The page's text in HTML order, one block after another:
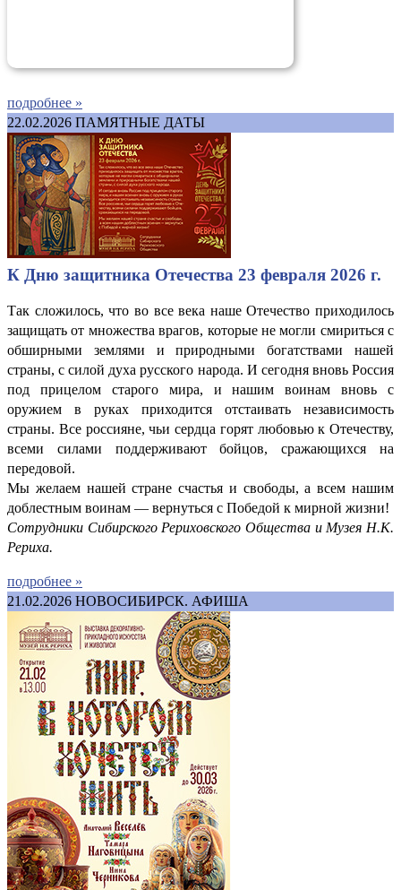
подробнее »
22.02.2026 ПАМЯТНЫЕ ДАТЫ
К Дню защитника Отечества 23 февраля 2026 г.
Так сложилось, что во все века наше Отечество приходилось
защищать от множества врагов, которые не могли смириться с
обширными землями и природными богатствами нашей
страны, с силой духа русского народа. И сегодня вновь Россия
под прицелом старого мира, и нашим воинам вновь с
оружием в руках приходится отстаивать независимость
страны. Все россияне, чьи сердца горят любовью к Отечеству,
всеми силами поддерживают бойцов, сражающихся на
передовой.
Мы желаем нашей стране счастья и свободы, а всем нашим
доблестным воинам — вернуться с Победой к мирной жизни!
Сотрудники Сибирского Рериховского Общества и Музея Н.К.
Рериха.
подробнее »
21.02.2026 НОВОСИБИРСК. АФИША